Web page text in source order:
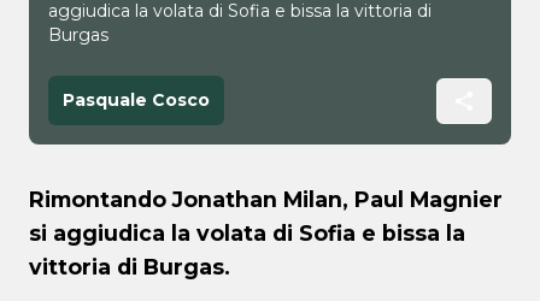
aggiudica la volata di Sofia e bissa la vittoria di
Burgas
Pasquale Cosco
Rimontando Jonathan Milan, Paul Magnier
si aggiudica la volata di Sofia e bissa la
vittoria di Burgas.